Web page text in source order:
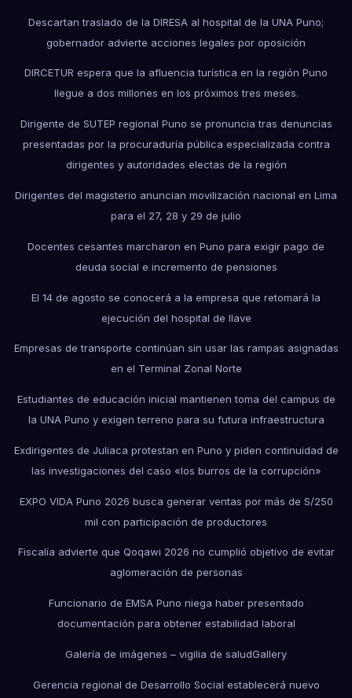
Descartan traslado de la DIRESA al hospital de la UNA Puno;
gobernador advierte acciones legales por oposición
DIRCETUR espera que la afluencia turística en la región Puno
llegue a dos millones en los próximos tres meses.
Dirigente de SUTEP regional Puno se pronuncia tras denuncias
presentadas por la procuraduría pública especializada contra
dirigentes y autoridades electas de la región
Dirigentes del magisterio anuncian movilización nacional en Lima
para el 27, 28 y 29 de julio
Docentes cesantes marcharon en Puno para exigir pago de
deuda social e incremento de pensiones
El 14 de agosto se conocerá a la empresa que retomará la
ejecución del hospital de Ilave
Empresas de transporte continúan sin usar las rampas asignadas
en el Terminal Zonal Norte
Estudiantes de educación inicial mantienen toma del campus de
la UNA Puno y exigen terreno para su futura infraestructura
Exdirigentes de Juliaca protestan en Puno y piden continuidad de
las investigaciones del caso «los burros de la corrupción»
EXPO VIDA Puno 2026 busca generar ventas por más de S/250
mil con participación de productores
Fiscalía advierte que Qoqawi 2026 no cumplió objetivo de evitar
aglomeración de personas
Funcionario de EMSA Puno niega haber presentado
documentación para obtener estabilidad laboral
Galería de imágenes – vigilia de saludGallery
Gerencia regional de Desarrollo Social establecerá nuevo